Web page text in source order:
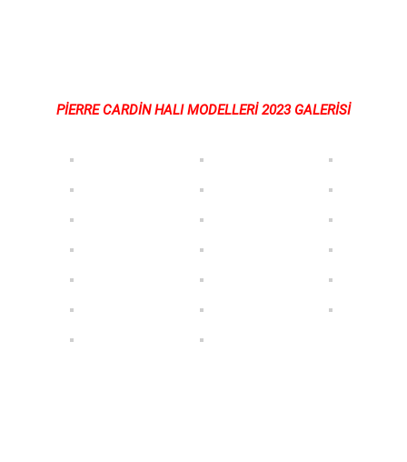
PİERRE CARDİN HALI MODELLERİ 2023 GALERİSİ